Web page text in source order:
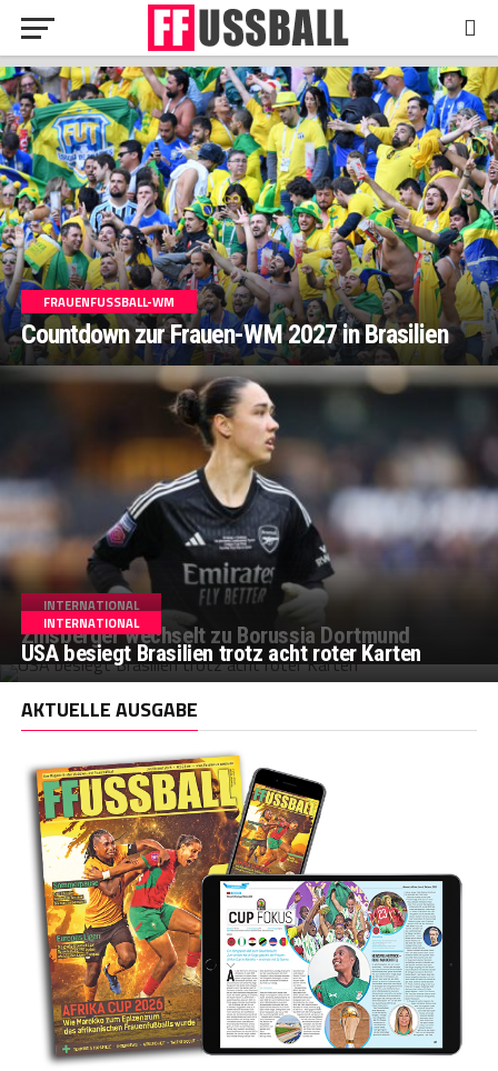
FRAUENFUSSBALL-WM
Countdown zur Frauen-WM 2027 in Brasilien
INTERNATIONAL
Zinsberger wechselt zu Borussia Dortmund
INTERNATIONAL
USA besiegt Brasilien trotz acht roter Karten
AKTUELLE AUSGABE